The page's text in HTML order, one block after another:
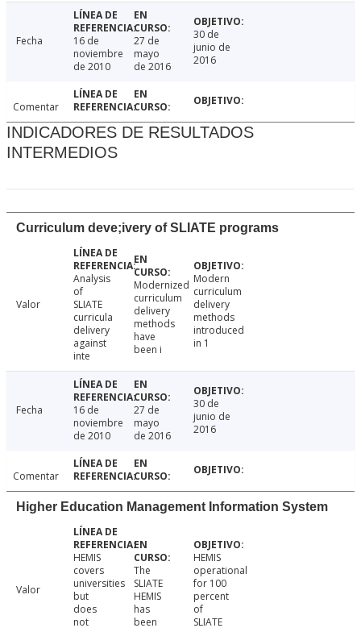
Fecha
16 de
noviembre
de 2010
27 de
mayo
de 2016
30 de
junio de
2016
Comentar
INDICADORES DE RESULTADOS
INTERMEDIOS
Curriculum deve;ivery of SLIATE programs
Valor
Analysis
of
SLIATE
curricula
delivery
against
inte
Modernized
curriculum
delivery
methods
have
been i
Modern
curriculum
delivery
methods
introduced
in 1
Fecha
16 de
noviembre
de 2010
27 de
mayo
de 2016
30 de
junio de
2016
Comentar
Higher Education Management Information System
Valor
HEMIS
covers
universities
but
does
not
The
SLIATE
HEMIS
has
been
HEMIS
operational
for 100
percent
of
SLIATE